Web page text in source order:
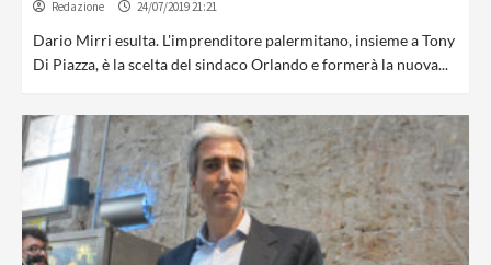
Redazione 24/07/2019 21:21
Dario Mirri esulta. L'imprenditore palermitano, insieme a Tony
Di Piazza, è la scelta del sindaco Orlando e formerà la nuova...